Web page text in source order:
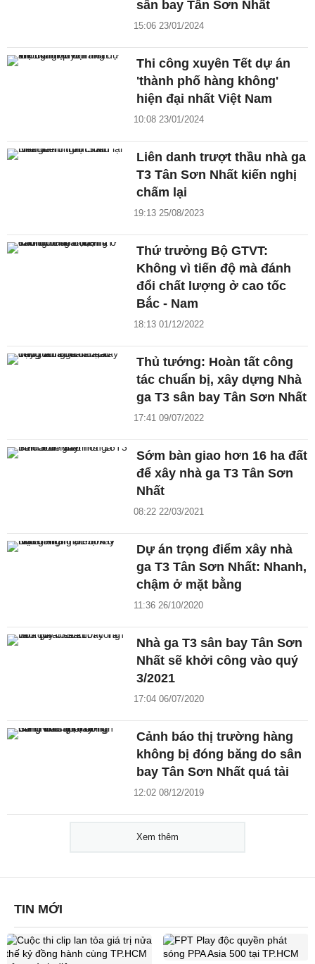
sân bay Tân Sơn Nhất
15:06 23/01/2024
Thi công xuyên Tết dự án
'thành phố hàng không'
hiện đại nhất Việt Nam
10:08 23/01/2024
Liên danh trượt thầu nhà ga
T3 Tân Sơn Nhất kiến nghị
chấm lại
19:13 25/08/2023
Thứ trưởng Bộ GTVT:
Không vì tiến độ mà đánh
đổi chất lượng ở cao tốc
Bắc - Nam
18:13 01/12/2022
Thủ tướng: Hoàn tất công
tác chuẩn bị, xây dựng Nhà
ga T3 sân bay Tân Sơn Nhất
17:41 09/07/2022
Sớm bàn giao hơn 16 ha đất
để xây nhà ga T3 Tân Sơn
Nhất
08:22 22/03/2021
Dự án trọng điểm xây nhà
ga T3 Tân Sơn Nhất: Nhanh,
chậm ở mặt bằng
11:36 26/10/2020
Nhà ga T3 sân bay Tân Sơn
Nhất sẽ khởi công vào quý
3/2021
17:04 06/07/2020
Cảnh báo thị trường hàng
không bị đóng băng do sân
bay Tân Sơn Nhất quá tải
12:02 08/12/2019
Xem thêm
TIN MỚI